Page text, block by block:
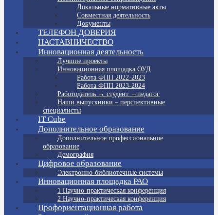
Локальные нормативные акты
Совместная деятельность
Документы
ТЕЛЕФОН ДОВЕРИЯ
НАСТАВНИЧЕСТВО
Инновационная деятельность
Лучшие проекты
Инновационная площадка ОУД
Работа ФПП 2022-2023
Работа ФПП 2023-2024
Работодатель → студент →педагог
Наши выпускники – перспективные
специалисты
IT Cube
Дополнительное образование
Дополнительное профессиональное
образование
Демография
Цифровое образование
Электронно-библиотечные системы
Инновационная площадка РАО
1 Научно-практическая конференция
2 Научно-практическая конференция
Профориентационная работа